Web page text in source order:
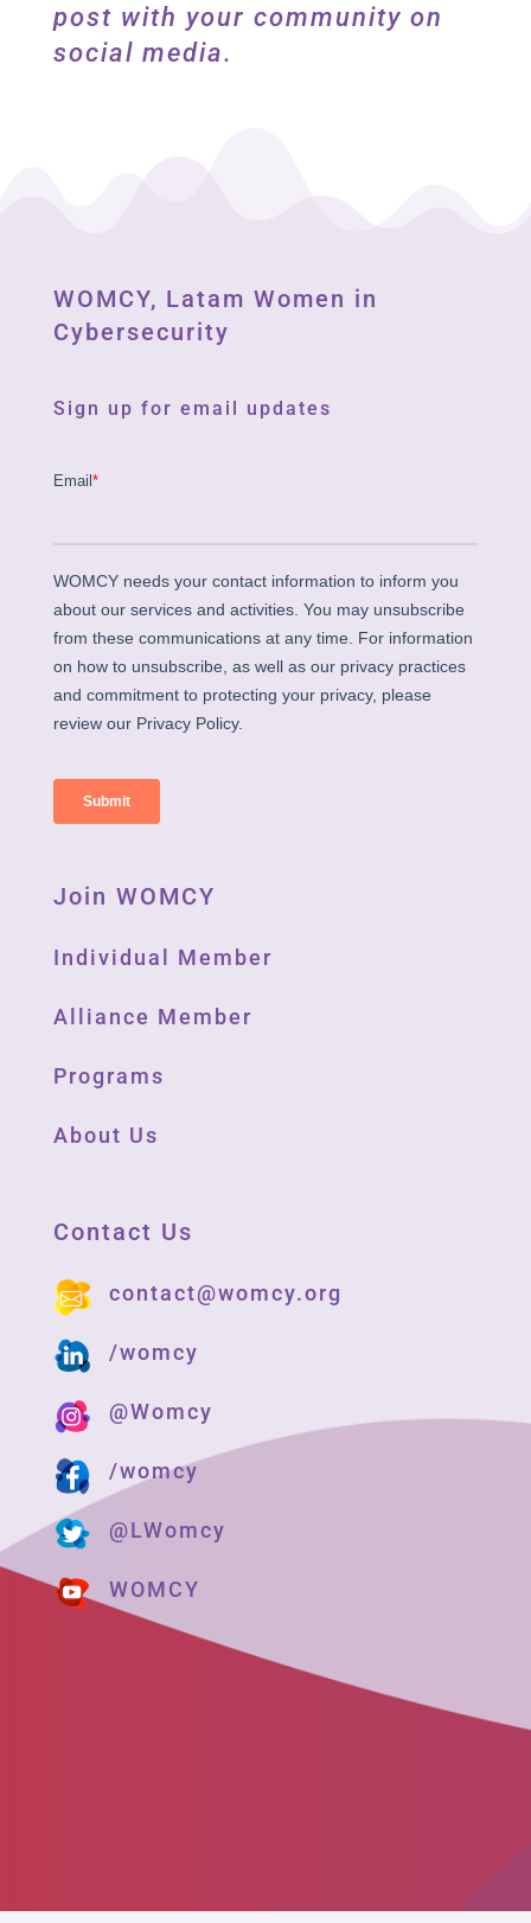
post with your community on
social media.
WOMCY, Latam Women in
Cybersecurity
Sign up for email updates
Join WOMCY
Individual Member
Alliance Member
Programs
About Us
Contact Us
contact@womcy.org
/womcy
@Womcy
/womcy
@LWomcy
WOMCY